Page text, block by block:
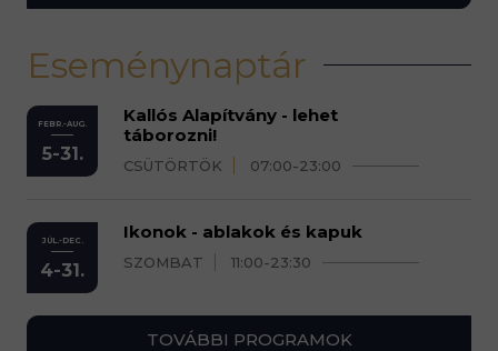
Eseménynaptár
FEBR.-AUG.
5-31.
Kallós Alapítvány - lehet
táborozni!
CSÜTÖRTÖK 07:00-23:00
JÚL.-DEC.
4-31.
Ikonok - ablakok és kapuk
SZOMBAT 11:00-23:30
TOVÁBBI PROGRAMOK